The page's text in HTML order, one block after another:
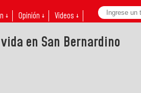
↓ Opinión ↓ Videos ↓
en San Bernardino